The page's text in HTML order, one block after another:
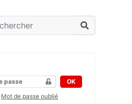
OK
Mot de passe oublié